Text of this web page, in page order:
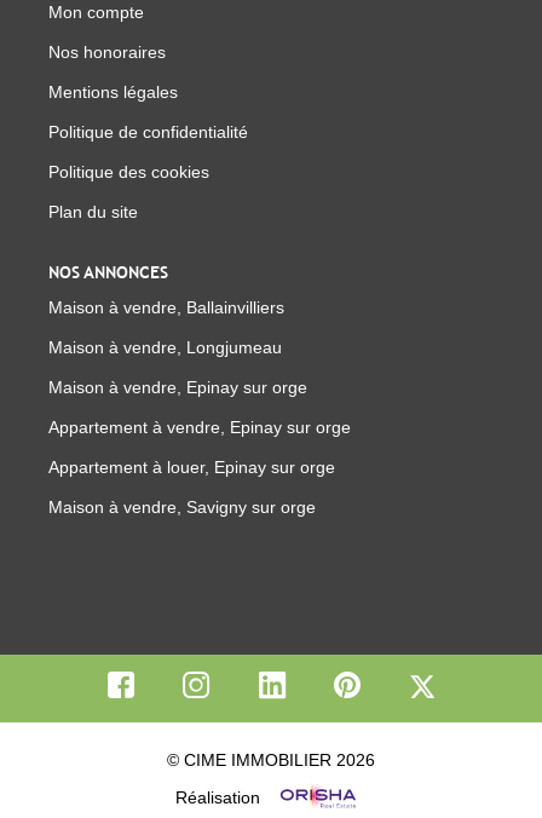
Mon compte
Nos honoraires
Mentions légales
Politique de confidentialité
Politique des cookies
Plan du site
NOS ANNONCES
Maison à vendre, Ballainvilliers
Maison à vendre, Longjumeau
Maison à vendre, Epinay sur orge
Appartement à vendre, Epinay sur orge
Appartement à louer, Epinay sur orge
Maison à vendre, Savigny sur orge
© CIME IMMOBILIER 2026
Réalisation